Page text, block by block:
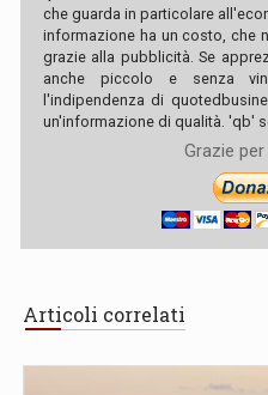
che guarda in particolare
informazione ha un costo, che
grazie alla pubblicità. Se
anche piccolo e senza
l'indipendenza di
un'informazione di qualità. 'qb'
Grazie
Articoli correlati